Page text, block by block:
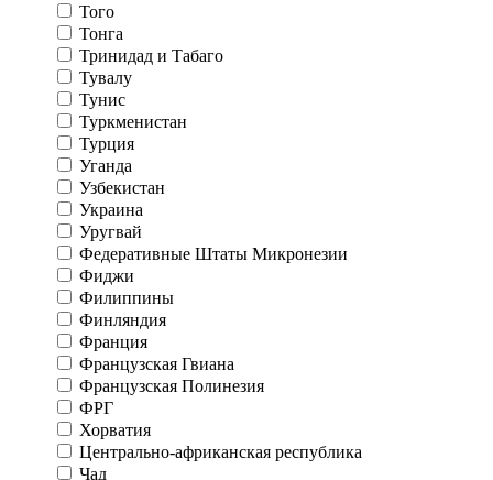
Того
Тонга
Тринидад и Табаго
Тувалу
Тунис
Туркменистан
Турция
Уганда
Узбекистан
Украина
Уругвай
Федеративные Штаты Микронезии
Фиджи
Филиппины
Финляндия
Франция
Французская Гвиана
Французская Полинезия
ФРГ
Хорватия
Центрально-африканская республика
Чад